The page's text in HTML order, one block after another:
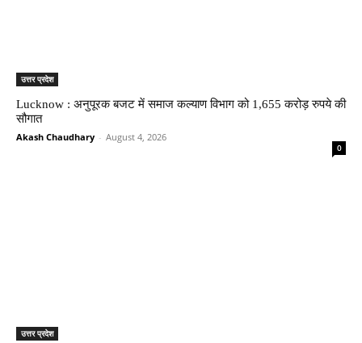
उत्तर प्रदेश
Lucknow : अनुपूरक बजट में समाज कल्याण विभाग को 1,655 करोड़ रुपये की
सौगात
Akash Chaudhary - August 4, 2026
0
उत्तर प्रदेश